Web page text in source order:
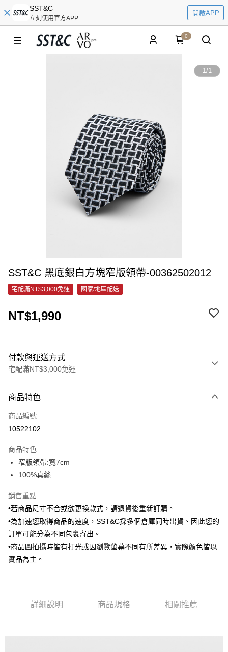
SST&C
立刻使用官方APP
開啟APP
0
1/1
SST&C ⁠黑底銀白方塊窄版領帶-00362502012
宅配滿NT$3,000免運 國家/地區配送
NT$1,990
付款與運送方式
宅配滿NT$3,000免運
信用卡一次付款
信用卡分期付款
合作金庫商業銀行
華南商業銀行
上海商業儲蓄銀行
臺灣中小企業銀行
匯豐（台灣）商業銀行
華泰商業銀行
聯邦商業銀行
遠東國際商業銀行
元大商業銀行
台新國際商業銀行
中國信託商業銀行
台灣樂天信用卡公司
6 期 0 利率 每期
華南商業銀行
上海商業儲蓄銀行
國泰世華商業銀行
臺灣中小企業銀行
台中商業銀行
匯豐（台灣）商業銀行
華泰商業銀行
聯邦商業銀行
元大商業銀行
永豐商業銀行
玉山商業銀行
LINE Pay
Apple Pay
街口支付
悠遊付
Google Pay
新竹物流宅配
商品特色
商品編號
10522102
商品特色
窄版領帶:寬7cm
100%真絲
銷售重點
•若商品尺寸不合或欲更換款式，請退貨後重新訂購。
•為加速您取得商品的速度，SST&C採多個倉庫同時出貨、因此您的
訂單可能分為不同包裹寄出。
•商品圖拍攝時皆有打光或因瀏覽螢幕不同有所差異，實際顏色皆以
實品為主。
詳細說明 商品規格 相關推薦